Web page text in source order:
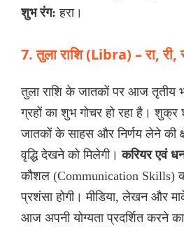
शुभ रंग: हरा।
7. तुला राशि (Libra) – रा, री,
तुला राशि के जातकों पर आज तृतीय
ग्रहों का शुभ गोचर हो रहा है। शुक्र
जातकों के साहस और निर्णय लेने की
वृद्धि देखने को मिलेगी।करियर एवं
कौशल (Communication Skills) की
प्रशंसा होगी। मीडिया, लेखन और
आज अपनी योग्यता प्रदर्शित करने का